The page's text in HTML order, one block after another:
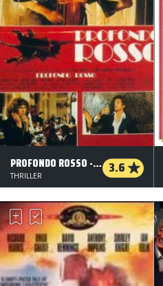
PROFONDO ROSSO - MORDETS MELODI 3.6
THRILLER